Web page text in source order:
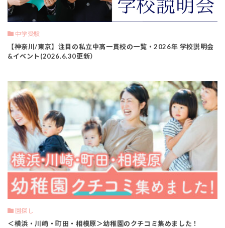
中学受験
【神奈川/東京】注目の私立中高一貫校の一覧・2026年 学校説明会
&イベント(2026.6.30更新）
園探し
＜横浜・川崎・町田・相模原＞幼稚園のクチコミ集めました！